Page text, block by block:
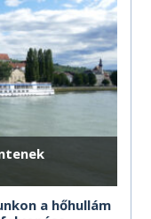
a hőhullám